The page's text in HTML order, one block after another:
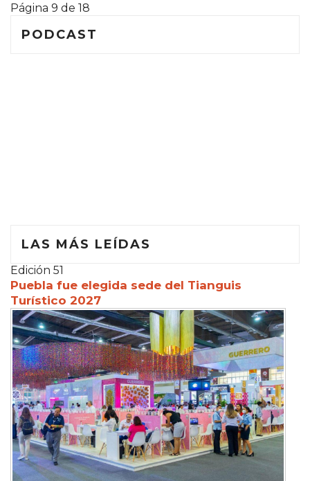
Página 9 de 18
PODCAST
LAS MÁS LEÍDAS
Edición 51
Puebla fue elegida sede del Tianguis
Turístico 2027